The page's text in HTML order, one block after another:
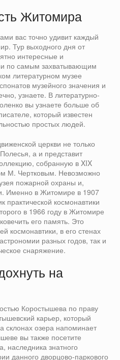
Житомира
вас точно удивит каждый
Тур выходного дня от
интересные и
по самым захватывающим
литературном музее
музейного значения и
узнаете. В литературно-
вы узнаете больше об
который известен
простых людей.
церкви не только
а и представит
собранную в XIX
М. Чертковым. Невозможно
пожарной охраны и,
Именно в Житомире в 1907
практической космонавтики
в 1966 году в Житомире
его память. Это
космонавтики, в его стенах
разных годов, так и
снаряжение.
на
Коростышева по праву
карьер, который
склонах озера напоминает
вы также посетите
наследника знатного
данного дворцово-паркового